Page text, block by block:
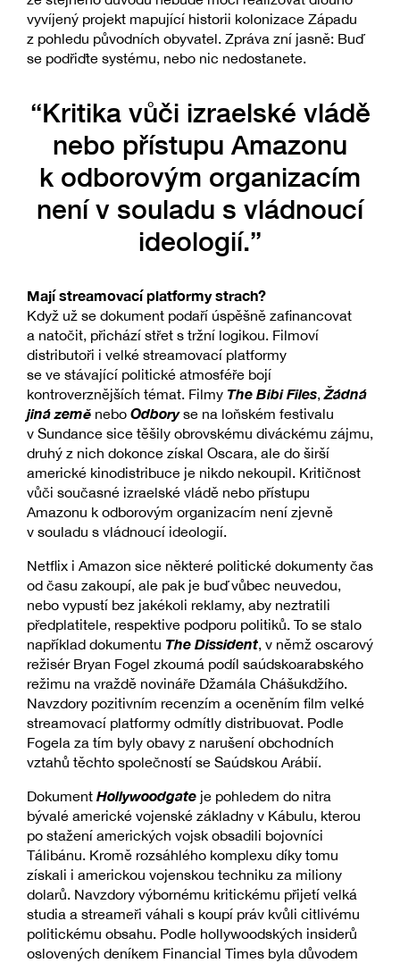
vyvíjený projekt mapující historii kolonizace Západu
z pohledu původních obyvatel. Zpráva zní jasně: Buď
se podřiďte systému, nebo nic nedostanete.
“Kritika vůči izraelské vládě
nebo přístupu Amazonu
k odborovým organizacím
není v souladu s vládnoucí
ideologií.”
Mají streamovací platformy strach?
Když už se dokument podaří úspěšně zafinancovat
a natočit, přichází střet s tržní logikou. Filmoví
distributoři i velké streamovací platformy
se ve stávající politické atmosféře bojí
kontroverznějších témat. Filmy The Bibi Files,Žádná
jiná země nebo Odboryse na loňském festivalu
v Sundance sice těšily obrovskému diváckému zájmu,
druhý z nich dokonce získal Oscara, ale do širší
americké kinodistribuce je nikdo nekoupil. Kritičnost
vůči současné izraelské vládě nebo přístupu
Amazonu k odborovým organizacím není zjevně
v souladu s vládnoucí ideologií.
Netflix i Amazon sice některé politické dokumenty čas
od času zakoupí, ale pak je buď vůbec neuvedou,
nebo vypustí bez jakékoli reklamy, aby neztratili
předplatitele, respektive podporu politiků. To se stalo
například dokumentu The Dissident, v němž oscarový
režisér Bryan Fogel zkoumá podíl saúdskoarabského
režimu na vraždě novináře Džamála Chášukdžího.
Navzdory pozitivním recenzím a oceněním film velké
streamovací platformy odmítly distribuovat. Podle
Fogela za tím byly obavy z narušení obchodních
vztahů těchto společností se Saúdskou Arábií.
Dokument Hollywoodgate je pohledem do nitra
bývalé americké vojenské základny v Kábulu, kterou
po stažení amerických vojsk obsadili bojovníci
Tálibánu. Kromě rozsáhlého komplexu díky tomu
získali i americkou vojenskou techniku za miliony
dolarů. Navzdory výbornému kritickému přijetí velká
studia a streameři váhali s koupí práv kvůli citlivému
politickému obsahu. Podle hollywoodských insiderů
oslovených deníkem Financial Times byla důvodem